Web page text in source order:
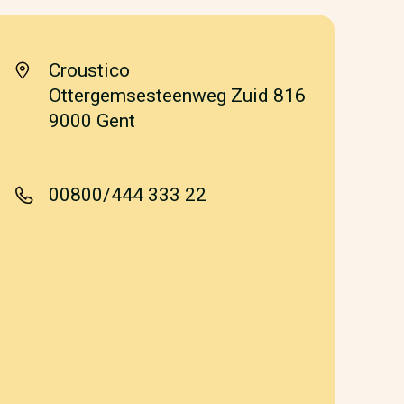
Croustico
Ottergemsesteenweg Zuid 816
9000 Gent
00800/444 333 22